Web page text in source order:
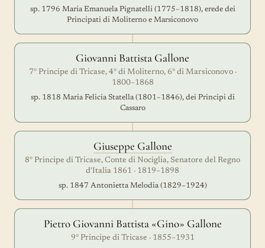
sp. 1796 Maria Emanuela Pignatelli (1775–1818), erede dei
Principati di Moliterno e Marsiconovo
Giovanni Battista Gallone
7° Principe di Tricase, 4° di Moliterno, 6° di Marsiconovo ·
1800–1868
sp. 1818 Maria Felicia Statella (1801–1846), dei Principi di
Cassaro
Giuseppe Gallone
8° Principe di Tricase, Conte di Nociglia, Senatore del Regno
d'Italia 1861 · 1819–1898
sp. 1847 Antonietta Melodia (1829–1924)
Pietro Giovanni Battista «Gino» Gallone
9° Principe di Tricase · 1855–1931